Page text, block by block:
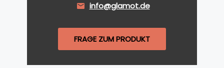
info@glamot.de
FRAGE ZUM PRODUKT